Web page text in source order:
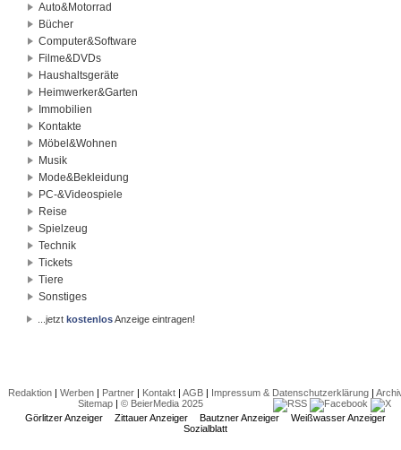
Auto&Motorrad
Bücher
Computer&Software
Filme&DVDs
Haushaltsgeräte
Heimwerker&Garten
Immobilien
Kontakte
Möbel&Wohnen
Musik
Mode&Bekleidung
PC-&Videospiele
Reise
Spielzeug
Technik
Tickets
Tiere
Sonstiges
...jetztkostenlosAnzeige eintragen!
Redaktion| Werben| Partner| Kontakt| AGB| Impressum & Datenschutzerklärung|
Sitemap| © BeierMedia 2025
Görlitzer Anzeiger
Zittauer Anzeiger Bautzner Anzeiger
Weißwasser Anzeiger
Sozialblatt